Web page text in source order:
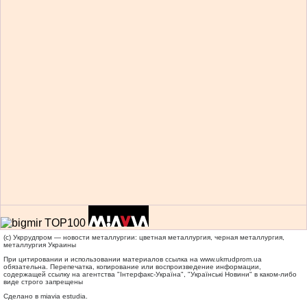
(c) Укррудпром — новости металлургии: цветная металлургия, черная металлургия,
металлургия Украины
При цитировании и использовании материалов ссылка на www.ukrrudprom.ua
обязательна. Перепечатка, копирование или воспроизведение информации,
содержащей ссылку на агентства "Iнтерфакс-Україна", "Українськi Новини" в каком-либо
виде строго запрещены
Сделано в miavia estudia.